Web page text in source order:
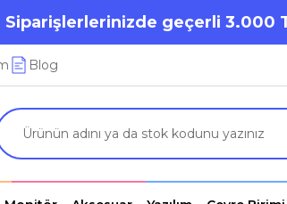
Siparişlerlerinizde geçerli 3.000
Blog